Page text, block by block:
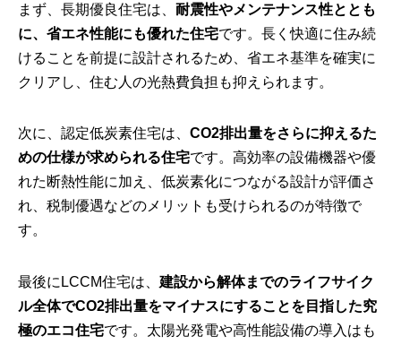
まず、長期優良住宅は、 耐震性やメンテナンス性ととも
に、省エネ性能にも優れた住宅です。長く快適に住み続
けることを前提に設計されるため、省エネ基準を確実に
クリアし、住む人の光熱費負担も抑えられます。
次に、認定低炭素住宅は、 CO2排出量をさらに抑えるた
めの仕様が求められる住宅です。高効率の設備機器や優
れた断熱性能に加え、低炭素化につながる設計が評価さ
れ、税制優遇などのメリットも受けられるのが特徴で
す。
最後にLCCM住宅は、 建設から解体までのライフサイク
ル全体でCO2排出量をマイナスにすることを目指した究
極のエコ住宅です。太陽光発電や高性能設備の導入はも